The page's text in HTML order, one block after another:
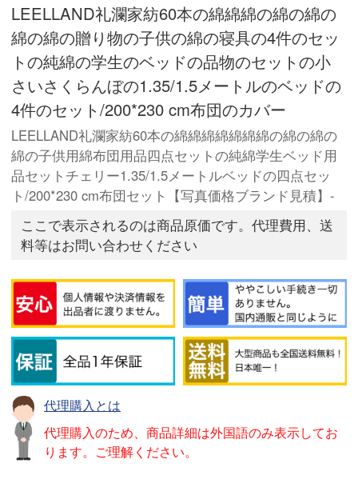
LEELLAND礼瀾家紡60本の綿綿綿の綿の綿の
綿の綿の贈り物の子供の綿の寝具の4件のセッ
トの純綿の学生のベッドの品物のセットの小
さいさくらんぼの1.35/1.5メートルのベッドの
4件のセット/200*230 cm布団のカバー
LEELLAND礼瀾家紡60本の綿綿綿綿綿綿綿の綿の綿の
綿の子供用綿布団用品四点セットの純綿学生ベッド用
品セットチェリー1.35/1.5メートルベッドの四点セッ
ト/200*230 cm布団セット【写真価格ブランド見積】-
ここで表示されるのは商品原価です。代理費用、送
料等はお問い合わせください
代理購入とは
代理購入のため、商品詳細は外国語のみ表示してお
ります。ご理解ください。